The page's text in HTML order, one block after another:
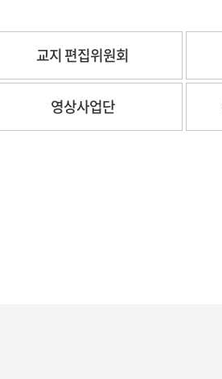
교지 편집위원회
영상사업단